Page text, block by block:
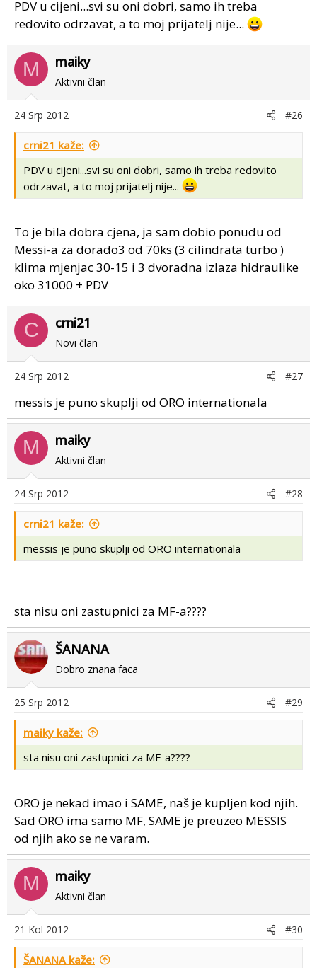
PDV u cijeni...svi su oni dobri, samo ih treba
redovito odrzavat, a to moj prijatelj nije...
M maiky
Aktivni član
24 Srp 2012 #26
crni21 kaže:
PDV u cijeni...svi su oni dobri, samo ih treba redovito
odrzavat, a to moj prijatelj nije...
To je bila dobra cjena, ja sam dobio ponudu od
Messi-a za dorado3 od 70ks (3 cilindrata turbo )
klima mjenjac 30-15 i 3 dvoradna izlaza hidraulike
oko 31000 + PDV
C crni21
Novi član
24 Srp 2012 #27
messis je puno skuplji od ORO internationala
M maiky
Aktivni član
24 Srp 2012 #28
crni21 kaže:
messis je puno skuplji od ORO internationala
sta nisu oni zastupnici za MF-a????
ŠANANA
Dobro znana faca
25 Srp 2012 #29
maiky kaže:
sta nisu oni zastupnici za MF-a????
ORO je nekad imao i SAME, naš je kupljen kod njih.
Sad ORO ima samo MF, SAME je preuzeo MESSIS
od njih ako se ne varam.
M maiky
Aktivni član
21 Kol 2012 #30
ŠANANA kaže: